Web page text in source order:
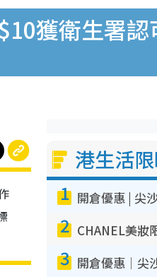
獲衛生署
港生活
1
2
3